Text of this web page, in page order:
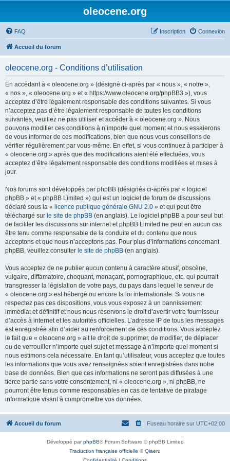
oleocene.org
FAQ Connexion
Inscription
Accueil du forum
oleocene.org - Conditions d’utilisation
En accédant à « oleocene.org » (désigné ci-après par « nous », « notre »,
« nos », « oleocene.org » et « https://www.oleocene.org/phpBB3 »), vous
acceptez d’être légalement responsable des conditions suivantes. Si vous
n’acceptez pas d’être légalement responsable de toutes les conditions
suivantes, veuillez ne pas utiliser et accéder à « oleocene.org ». Nous
pouvons modifier ces conditions à n’importe quel moment et nous essaierons
de vous informer de ces modifications, bien que nous vous conseillons de
vérifier régulièrement par vous-même. En effet, si vous continuez à participer à
« oleocene.org » après que des modifications aient été effectuées, vous
acceptez d’être légalement responsable des conditions modifiées et mises à
jour.
Nos forums sont développés par phpBB (désignés ci-après par « logiciel
phpBB » et « phpBB Limited ») qui est un logiciel de forum de discussions
déclaré sous la « licence publique générale GNU 2.0 » et qui peut être
téléchargé sur le site de phpBB (en anglais). Le logiciel phpBB a pour seul but
de faciliter les discussions sur internet et phpBB Limited ne peut en aucun cas
être tenu comme responsable de la conduite et du contenu que nous
acceptons et que nous n’acceptons pas. Pour plus d’informations concernant
phpBB, veuillez consulter le site de phpBB (en anglais).
Vous acceptez de ne publier aucun contenu à caractère abusif, obscène,
vulgaire, diffamatoire, choquant, menaçant, pornographique, etc. qui pourrait
transgresser la législation de votre pays, du pays dans lequel le serveur de
« oleocene.org » est hébergé ou encore la loi internationale. Si vous ne
respectez pas ces dispositions, vous vous exposez à un bannissement
immédiat et définitif et nous nous réservons le droit d’avertir votre fournisseur
d’accès à internet et les autorités officielles. L’adresse IP de tous les messages
est enregistrée afin d’aider au renforcement de ces conditions. Vous acceptez
le fait que « oleocene.org » ait le droit de supprimer, de modifier, de déplacer
ou de verrouiller n’importe quel sujet et message à n’importe quel moment si
nous estimons cela nécessaire. En tant qu’utilisateur, vous acceptez que toutes
les informations que vous avez renseignées soient enregistrées dans notre
base de données. Bien que ces informations ne seront pas diffusées à une
tierce partie sans votre consentement, ni « oleocene.org », ni phpBB, ne
pourront être tenus comme responsables en cas de tentative de piratage
informatique visant à compromettre vos données.
Accueil du forum Fuseau horaire sur UTC+02:00
Développé parphpBB® Forum Software © phpBB Limited
Traduction française officielle ©Qiaeru